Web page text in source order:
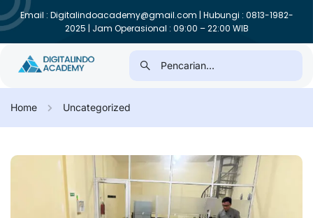
Email : Digitalindoacademy@gmail.com | Hubungi : 0813-1982-
2025 | Jam Operasional : 09:00 – 22:00 WIB
Home Uncategorized